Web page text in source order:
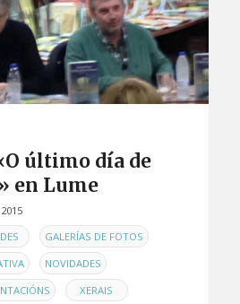
último día de
en Lume
, GALERÍAS DE FOTOS ,
, NOVIDADES ,
, XERAIS